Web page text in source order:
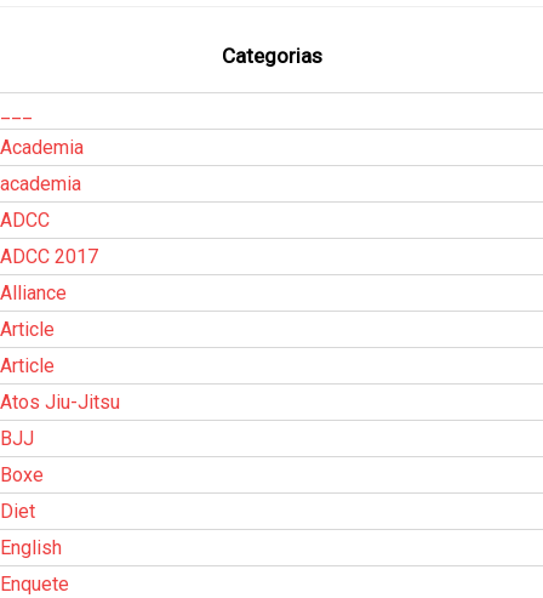
Categorias
Academia
academia
ADCC
ADCC 2017
Alliance
Article
Article
Atos Jiu-Jitsu
BJJ
Boxe
Diet
English
Enquete